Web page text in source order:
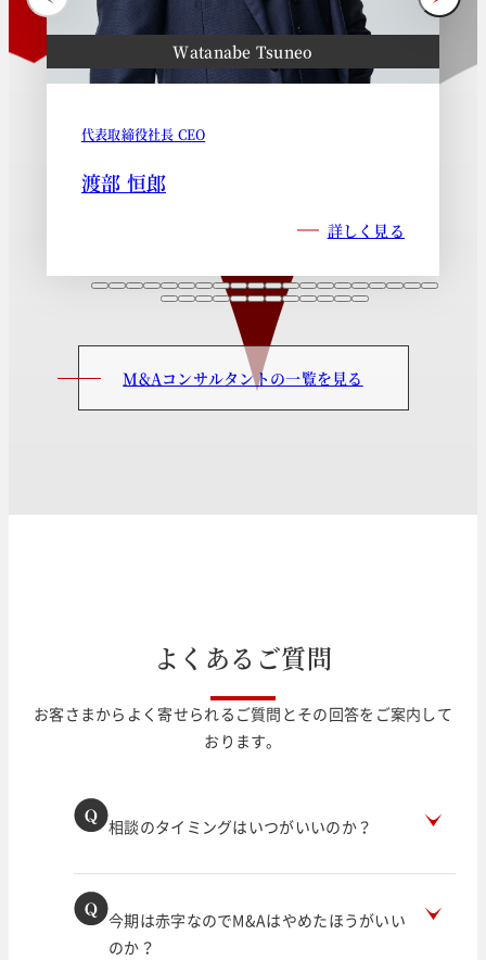
Watanabe Tsuneo
代表取締役社長 CEO
渡部 恒郎
詳しく見る
M&Aコンサルタントの一覧を見る
よ く ある ご質問
お客さまからよく寄せられるご質問とその回答をご案内して
おります。
相談のタイミングはいつがいいのか？
今期は赤字なのでM&Aはやめたほうがいい
のか？